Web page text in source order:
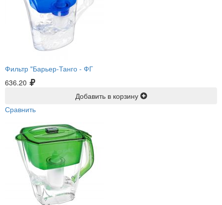
Фильтр "Барьер-Танго - ФГ
636.20
Добавить в корзину
Сравнить